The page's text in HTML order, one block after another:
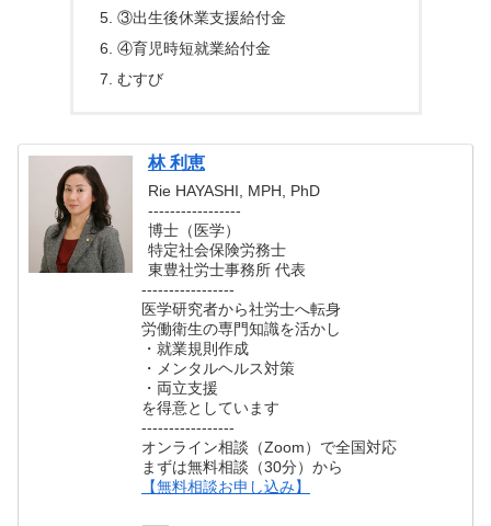
③出生後休業支援給付金
④育児時短就業給付金
むすび
林 利恵
Rie HAYASHI, MPH, PhD
-----------------
博士（医学）
特定社会保険労務士
東豊社労士事務所 代表
-----------------
医学研究者から社労士へ転身
労働衛生の専門知識を活かし
・就業規則作成
・メンタルヘルス対策
・両立支援
を得意としています
-----------------
オンライン相談（Zoom）で全国対応
まずは無料相談（30分）から
【無料相談お申し込み】